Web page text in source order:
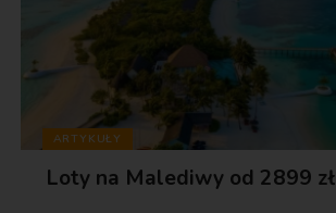
ARTYKUŁY
Loty na Malediwy od 2899 zł